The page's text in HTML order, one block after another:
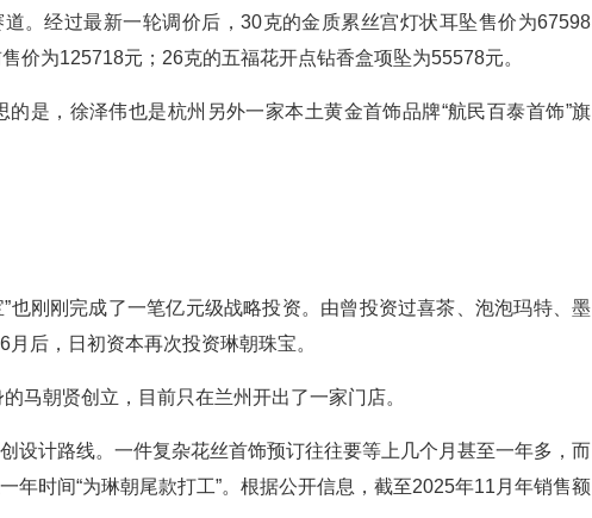
。经过最新一轮调价后，30克的金质累丝宫灯状耳坠售价为67598
价为125718元；26克的五福花开点钻香盒项坠为55578元。
是，徐泽伟也是杭州另外一家本土黄金首饰品牌“航民百泰首饰”旗
也刚刚完成了一笔亿元级战略投资。由曾投资过喜茶、泡泡玛特、墨
后，日初资本再次投资琳朝珠宝。
马朝贤创立，目前只在兰州开出了一家门店。
设计路线。一件复杂花丝首饰预订往往要等上几个月甚至一年多，而
年时间“为琳朝尾款打工”。根据公开信息，截至2025年11月年销售额